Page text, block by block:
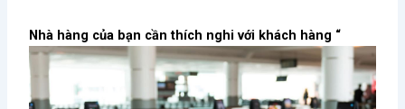
Nhà hàng của bạn cần thích nghi với khách hàng “